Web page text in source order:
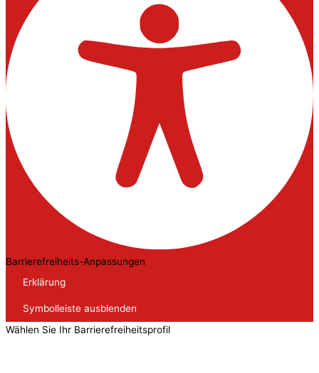
Barrierefreiheits-Anpassungen
Erklärung
Symbolleiste ausblenden
Wählen Sie Ihr Barrierefreiheitsprofil